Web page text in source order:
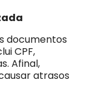
documentos
CPF,
Afinal,
atrasos